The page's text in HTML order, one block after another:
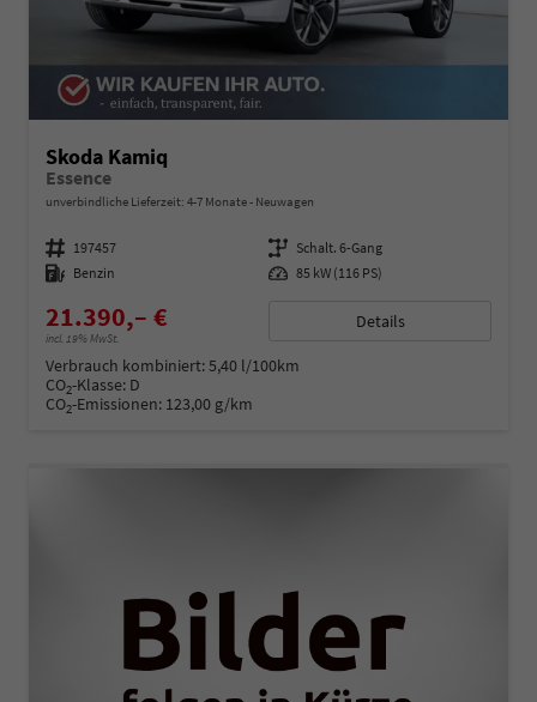
Skoda Kamiq
Essence
unverbindliche Lieferzeit: 4-7 Monate Neuwagen
Fahrzeugnummer 197457 Getriebe Schalt. 6-Gang
Kraftstoff Benzin Leistung 85 kW (116 PS)
21.390,– €
incl. 19% MwSt.
Details
Verbrauch kombiniert:5,40 l/100km
CO2-Klasse: D
CO2-Emissionen: 123,00 g/km